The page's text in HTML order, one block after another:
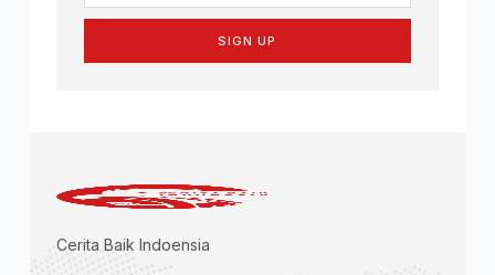
SIGN UP
Cerita Baik Indoensia